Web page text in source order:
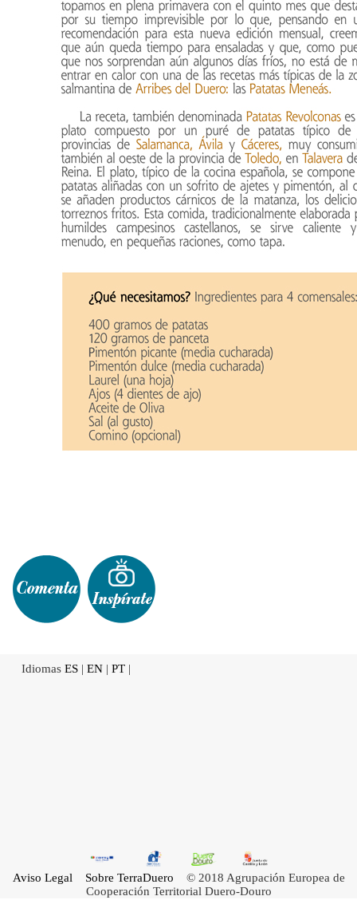
Idiomas ES | EN | PT |
Aviso Legal Sobre TerraDuero © 2018 Agrupación Europea de
Cooperación Territorial Duero-Douro